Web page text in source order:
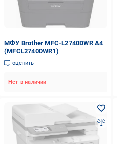
МФУ Brother MFC-L2740DWR А4
(MFCL2740DWR1)
оценить
Нет в наличии